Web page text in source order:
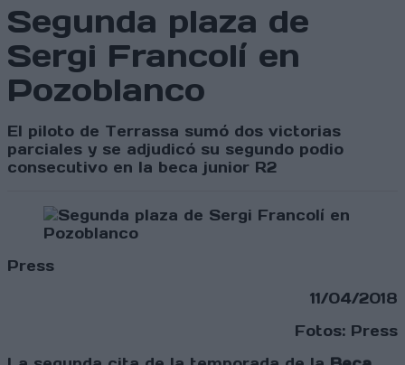
Segunda plaza de
Sergi Francolí en
Pozoblanco
El piloto de Terrassa sumó dos victorias
parciales y se adjudicó su segundo podio
consecutivo en la beca junior R2
Press
11/04/2018
Fotos: Press